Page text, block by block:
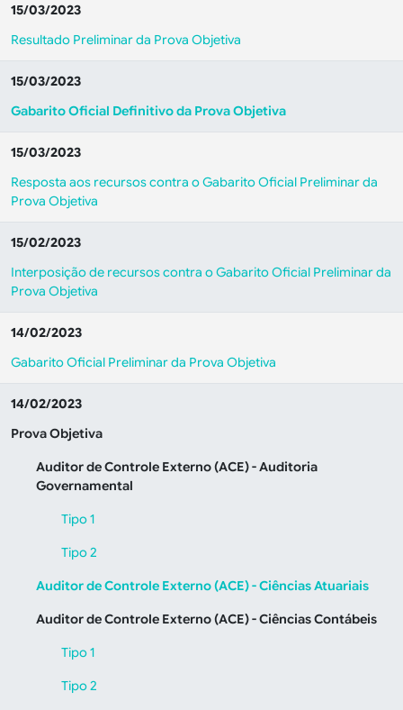
15/03/2023
Resultado Preliminar da Prova Objetiva
15/03/2023
Gabarito Oficial Definitivo da Prova Objetiva
15/03/2023
Resposta aos recursos contra o Gabarito Oficial Preliminar da
Prova Objetiva
15/02/2023
Interposição de recursos contra o Gabarito Oficial Preliminar da
Prova Objetiva
14/02/2023
Gabarito Oficial Preliminar da Prova Objetiva
14/02/2023
Prova Objetiva
Auditor de Controle Externo (ACE) - Auditoria
Governamental
Tipo 1
Tipo 2
Auditor de Controle Externo (ACE) - Ciências Atuariais
Auditor de Controle Externo (ACE) - Ciências Contábeis
Tipo 1
Tipo 2